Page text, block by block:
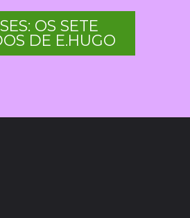
OS SETE
DE E.HUGO